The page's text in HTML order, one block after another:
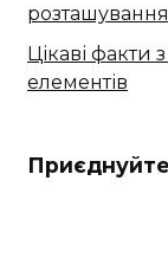
Цікаві факти
елементів